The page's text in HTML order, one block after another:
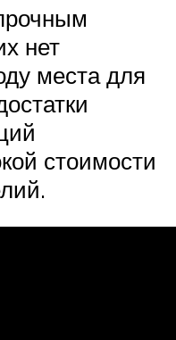
нет
места для
стоимости